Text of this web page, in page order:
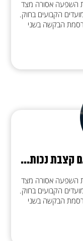
השפעה אסורה מצד
הקבועים בחוק.
הבקשה בשני
קצבת נכות...
השפעה אסורה מצד
הקבועים בחוק.
הבקשה בשני